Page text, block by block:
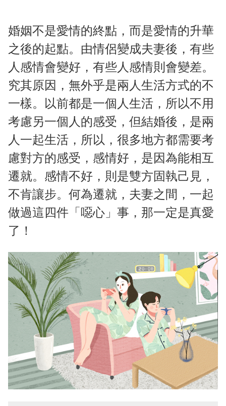
婚姻不是愛情的終點，而是愛情的升華
之後的起點。由情侶變成夫妻後，有些
人感情會變好，有些人感情則會變差。
究其原因，無外乎是兩人生活方式的不
一樣。以前都是一個人生活，所以不用
考慮另一個人的感受，但結婚後，是兩
人一起生活，所以，很多地方都需要考
慮對方的感受，感情好，是因為能相互
遷就。感情不好，則是雙方固執己見，
不肯讓步。何為遷就，夫妻之間，一起
做過這四件「噁心」事，那一定是真愛
了！